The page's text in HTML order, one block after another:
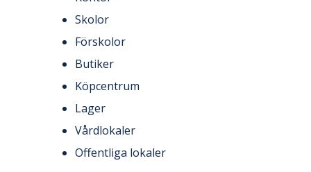
Skolor
Förskolor
Butiker
Köpcentrum
Lager
Vårdlokaler
Offentliga lokaler